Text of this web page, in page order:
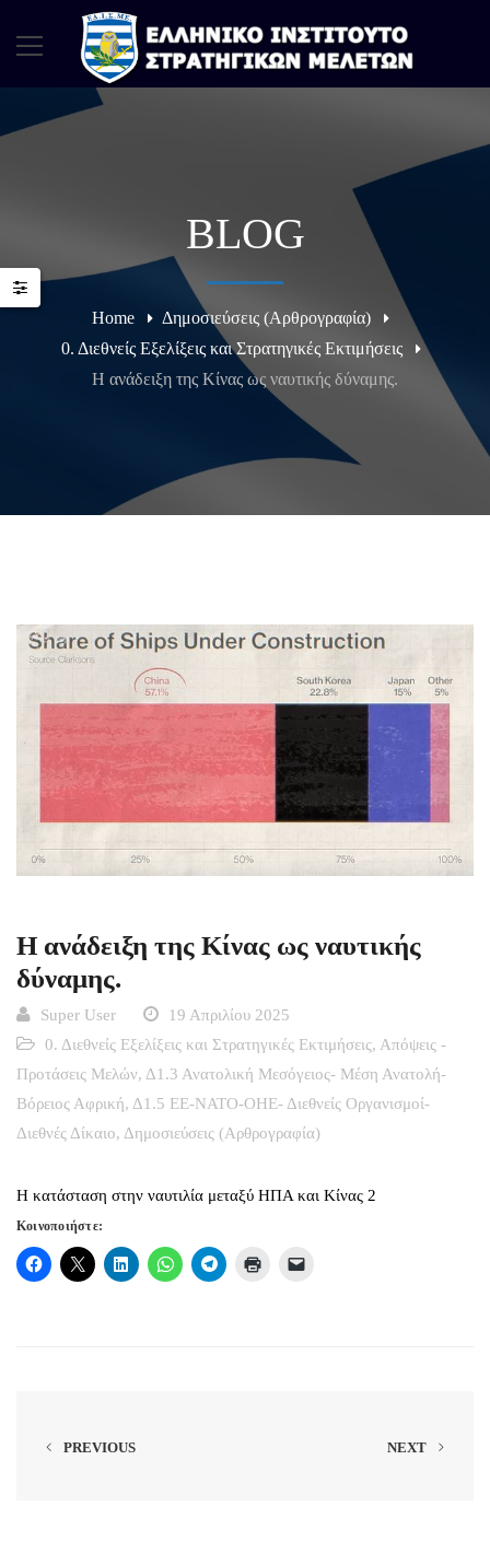
BLOG
Home
Δημοσιεύσεις (Αρθρογραφία)
0. Διεθνείς Εξελίξεις και Στρατηγικές Εκτιμήσεις
Η ανάδειξη της Κίνας ως ναυτικής δύναμης.
Η ανάδειξη της Κίνας ως ναυτικής
δύναμης.
Super User
19 Απριλίου 2025
0. Διεθνείς Εξελίξεις και Στρατηγικές Εκτιμήσεις, Απόψεις -
Προτάσεις Μελών, Δ1.3 Ανατολική Μεσόγειος- Μέση Ανατολή-
Βόρειος Αφρική, Δ1.5 ΕΕ-ΝΑΤΟ-ΟΗΕ- Διεθνείς Οργανισμοί-
Διεθνές Δίκαιο, Δημοσιεύσεις (Αρθρογραφία)
H κατάσταση στην ναυτιλία μεταξύ ΗΠΑ και Κίνας 2
Κοινοποιήστε:
PREVIOUS NEXT